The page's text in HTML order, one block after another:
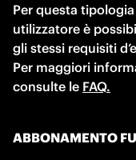
Per questa
utilizzatore è
gli stessi requisiti
Per maggiori
consulte le FAQ.
ABBONAMENTO